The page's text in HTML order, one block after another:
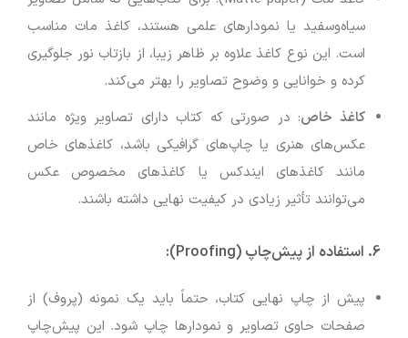
سیاه‌وسفید یا نمودارهای علمی هستند، کاغذ مات مناسب
است. این نوع کاغذ علاوه بر ظاهر زیبا، از بازتاب نور جلوگیری
کرده و خوانایی و وضوح تصاویر را بهتر می‌کند.
کاغذ خاص: در صورتی که کتاب دارای تصاویر ویژه مانند
عکس‌های هنری یا چاپ‌های گرافیکی باشد، کاغذهای خاص
مانند کاغذهای ایندکس یا کاغذهای مخصوص عکس
می‌توانند تأثیر زیادی در کیفیت نهایی داشته باشند.
6. استفاده از پیش‌چاپ (Proofing) :
پیش از چاپ نهایی کتاب، حتماً باید یک نمونه (پروف) از
صفحات حاوی تصاویر و نمودارها چاپ شود. این پیش‌چاپ